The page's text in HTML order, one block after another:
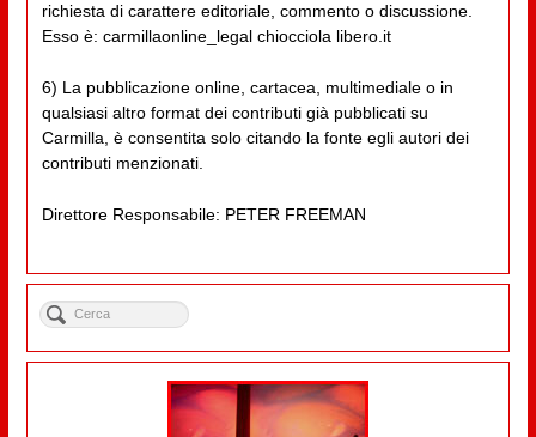
richiesta di carattere editoriale, commento o discussione.
Esso è: carmillaonline_legal chiocciola libero.it
6) La pubblicazione online, cartacea, multimediale o in
qualsiasi altro format dei contributi già pubblicati su
Carmilla, è consentita solo citando la fonte egli autori dei
contributi menzionati.
Direttore Responsabile: PETER FREEMAN